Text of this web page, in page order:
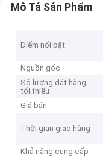
Mô Tả Sản Phẩm
Điểm nổi bật
Nguồn gốc
Số lượng đặt hàng
tối thiểu
Giá bán
Thời gian giao hàng
Khả năng cung cấp